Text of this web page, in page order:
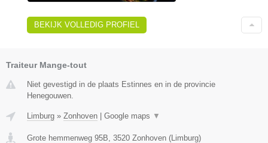
BEKIJK VOLLEDIG PROFIEL
Traiteur Mange-tout
Niet gevestigd in de plaats Estinnes en in de provincie
Henegouwen.
Limburg » Zonhoven Google maps ▼
Grote hemmenweg 95B 3520 Zonhoven ( Limburg)